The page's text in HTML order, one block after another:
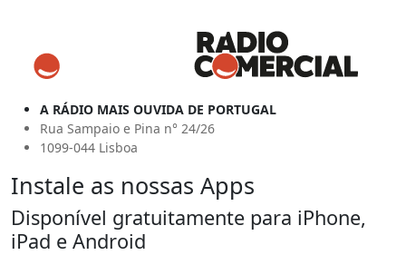
A RÁDIO MAIS OUVIDA DE PORTUGAL
Rua Sampaio e Pina n° 24/26
1099-044 Lisboa
Instale as nossas Apps
Disponível gratuitamente para iPhone,
iPad e Android